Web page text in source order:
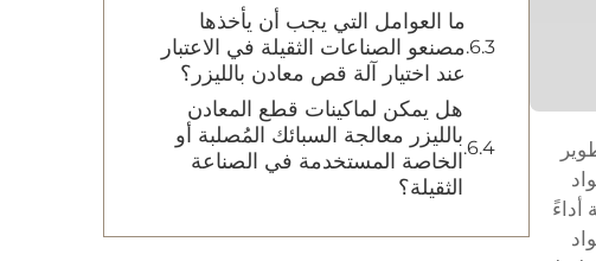
أداءً
ما العوامل التي يجب أن يأخذها
مصنعو الصناعات الثقيلة في الاعتبار
عند اختيار آلة قص معادن بالليزر؟
هل يمكن لماكينات قطع المعادن
بالليزر معالجة السبائك المُصلبة أو
الخاصة المستخدمة في الصناعة
الثقيلة؟